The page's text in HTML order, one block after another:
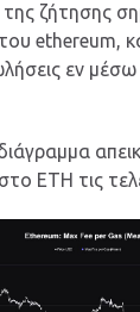
ζήτησης
ethereum,
εν
ETH τις